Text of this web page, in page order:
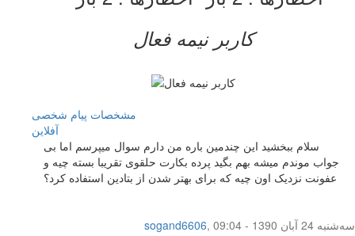
کاربر نيمه فعال
مشخصات پیام شخصی
آفلاين
سلام ببخشید این چندمین باره من دارم سوال میپرسم اما بی
جواب موندم میشه بهم بگید پرده بکارت حلقوی تقریبا بسته چیه و
عفونت نزدیک اون چیه که برای بهتر شدن از بتادین استفاده کرد؟
sogand6606,
سه‌شنبه 24 آبان 1390 - 09:04